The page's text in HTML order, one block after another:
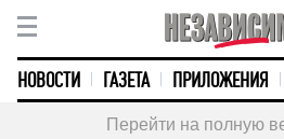
НОВОСТИ ГАЗЕТА ПРИЛОЖЕНИЯ
Перейти на полную